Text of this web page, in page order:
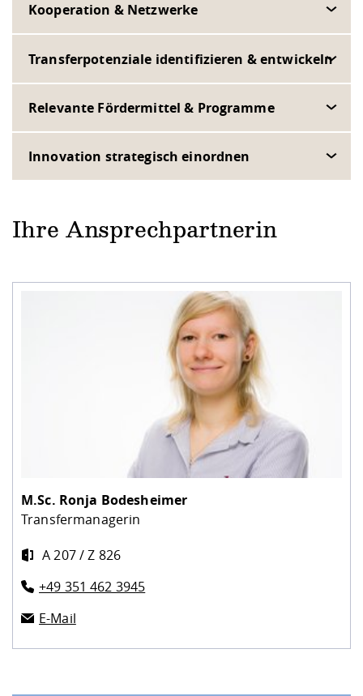
Kooperation & Netzwerke
Transferpotenziale identifizieren & entwickeln
Relevante Fördermittel & Programme
Innovation strategisch einordnen
Ihre Ansprechpartnerin
M.Sc. Ronja Bodesheimer
Transfermanagerin
A 207 / Z 826
+49 351 462 3945
E-Mail